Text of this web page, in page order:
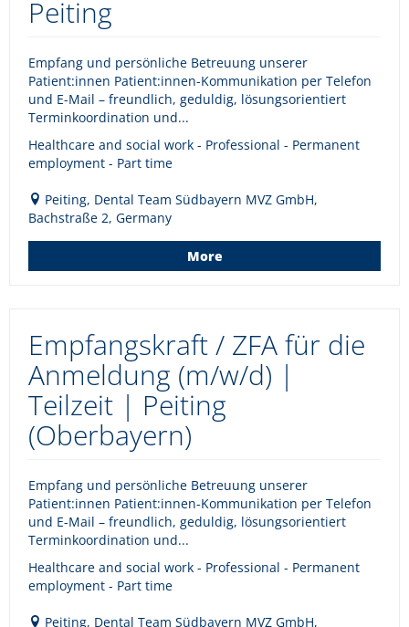
Peiting
Empfang und persönliche Betreuung unserer
Patient:innen Patient:innen-Kommunikation per Telefon
und E-Mail – freundlich, geduldig, lösungsorientiert
Terminkoordination und...
Healthcare and social work - Professional - Permanent
employment - Part time
Peiting, Dental Team Südbayern MVZ GmbH,
Bachstraße 2, Germany
More
Empfangskraft / ZFA für die
Anmeldung (m/w/d) |
Teilzeit | Peiting
(Oberbayern)
Empfang und persönliche Betreuung unserer
Patient:innen Patient:innen-Kommunikation per Telefon
und E-Mail – freundlich, geduldig, lösungsorientiert
Terminkoordination und...
Healthcare and social work - Professional - Permanent
employment - Part time
Peiting, Dental Team Südbayern MVZ GmbH,